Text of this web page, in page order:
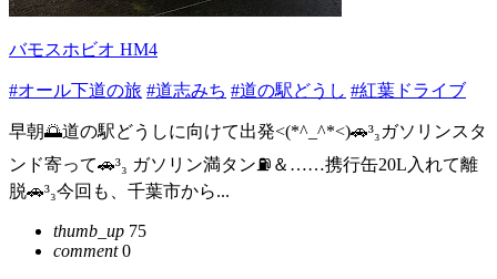
バモスホビオ HM4
#オール下道の旅 #道志みち #道の駅どうし #紅葉ドライブ
早朝🌅道の駅どうしに向けて出発<(*^_^*<)🚗³₃ガソリンスタ
ンド寄って🚗³₃ ガソリン満タン⛽️＆……携行缶20L入れて離
脱🚗³₃今回も、千葉市から...
thumb_up 75
comment0